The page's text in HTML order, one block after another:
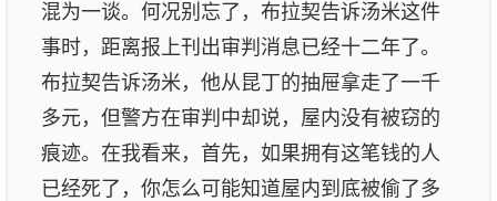
混为一谈。何况别忘了，布拉契告诉汤米这件
事时，距离报上刊出审判消息已经十二年了。
布拉契告诉汤米，他从昆丁的抽屉拿走了一千
多元，但警方在审判中却说，屋内没有被窃的
痕迹。在我看来，首先，如果拥有这笔钱的人
已经死了，你怎么可能知道屋内到底被偷了多